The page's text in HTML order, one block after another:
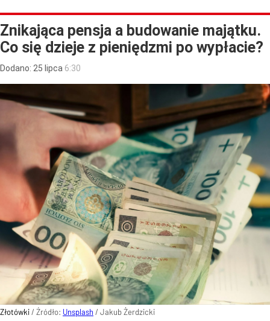
Znikająca pensja a budowanie majątku.
Co się dzieje z pieniędzmi po wypłacie?
Dodano: 25 lipca 6:30
Złotówki/ Źródło: Unsplash / Jakub Żerdzicki